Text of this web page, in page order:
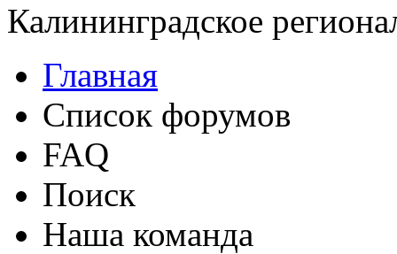
Калининградское
Главная
Список форумов
FAQ
Поиск
Наша команда